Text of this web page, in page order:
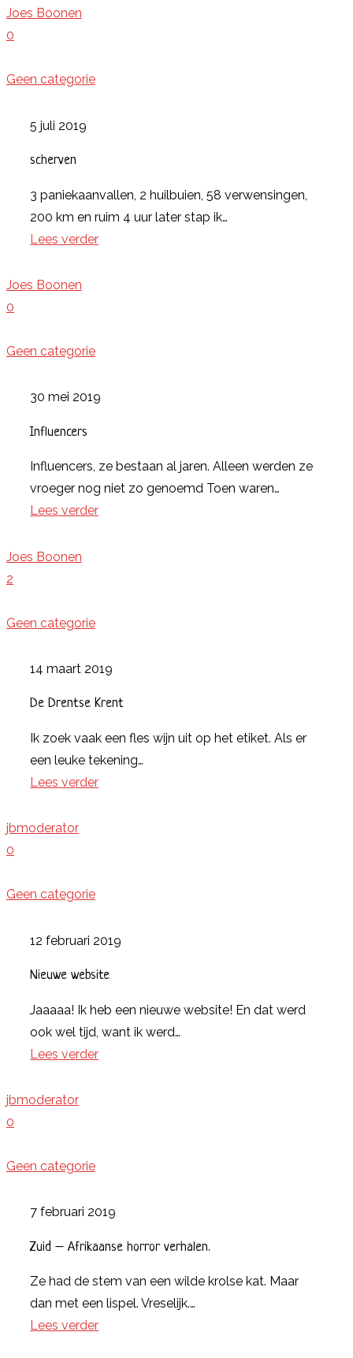
Joes Boonen
0
Geen categorie
5 juli 2019
scherven
3 paniekaanvallen, 2 huilbuien, 58 verwensingen,
200 km en ruim 4 uur later stap ik…
Lees verder
Joes Boonen
0
Geen categorie
30 mei 2019
Influencers
Influencers, ze bestaan al jaren. Alleen werden ze
vroeger nog niet zo genoemd Toen waren…
Lees verder
Joes Boonen
2
Geen categorie
14 maart 2019
De Drentse Krent
Ik zoek vaak een fles wijn uit op het etiket. Als er
een leuke tekening…
Lees verder
jbmoderator
0
Geen categorie
12 februari 2019
Nieuwe website
Jaaaaa! Ik heb een nieuwe website! En dat werd
ook wel tijd, want ik werd…
Lees verder
jbmoderator
0
Geen categorie
7 februari 2019
Zuid – Afrikaanse horror verhalen.
Ze had de stem van een wilde krolse kat. Maar
dan met een lispel. Vreselijk.…
Lees verder